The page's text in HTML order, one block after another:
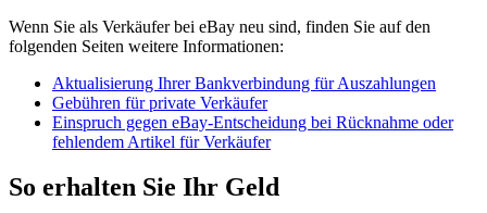
Wenn Sie als Verkäufer bei eBay neu sind, finden Sie auf den
folgenden Seiten weitere Informationen:
Aktualisierung Ihrer Bankverbindung für Auszahlungen
Gebühren für private Verkäufer
Einspruch gegen eBay-Entscheidung bei Rücknahme oder
fehlendem Artikel für Verkäufer
So erhalten Sie Ihr Geld